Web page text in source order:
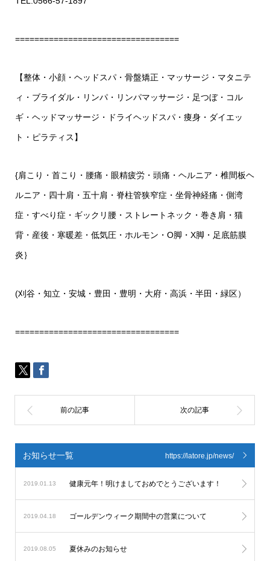
==================================
【整体・小顔・ヘッドスパ・骨盤矯正・マッサージ・マタニテ
ィ・ブライダル・リンパ・リンパマッサージ・足つぼ・コル
ギ・ヘッドマッサージ・ドライヘッドスパ・痩身・ダイエッ
ト・ピラティス】
{肩こり・首こり・腰痛・眼精疲労・頭痛・ヘルニア・椎間板ヘ
ルニア・四十肩・五十肩・脊柱管狭窄症・坐骨神経痛・側湾
症・すべり症・ギックリ腰・ストレートネック・巻き肩・猫
背・産後・寒暖差・低気圧・ホルモン・O脚・X脚・足底筋膜
炎｝
(刈谷・知立・安城・豊田・豊明・大府・高浜・半田・緑区）
==================================
お知らせ一覧 https://latore.jp/news/
2019.01.13 健康元年！明けましておめでとうございます！
2019.04.18 ゴールデンウィーク期間中の営業について
2019.08.05 夏休みのお知らせ